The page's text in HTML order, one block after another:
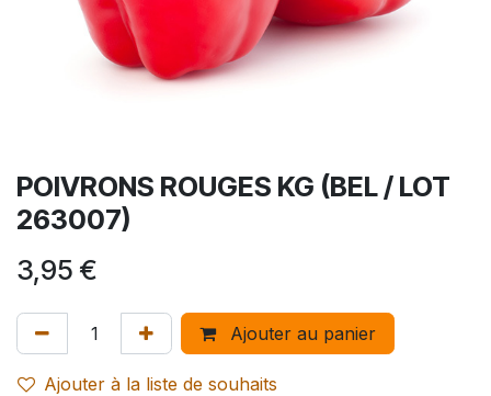
POIVRONS ROUGES KG (BEL / LOT
263007)
3,95 €
Ajouter au panier
Ajouter à la liste de souhaits